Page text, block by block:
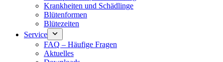
Krankheiten und Schädlinge
Blütenformen
Blütezeiten
Service
FAQ – Häufige Fragen
Aktuelles